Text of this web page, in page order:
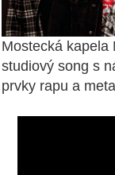
Mostecká kapela
studiový song s
prvky rapu a